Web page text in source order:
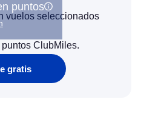
puntos
vuelos seleccionados
ClubMiles.
gratis